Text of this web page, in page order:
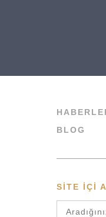
BLOG
SITE IÇI